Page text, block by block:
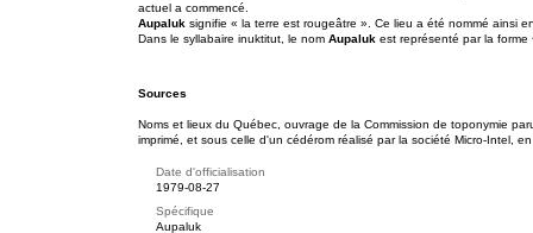
actuel a commencé.
Aupaluk signifie « la terre est rougeâtre ». Ce lieu a été nommé ainsi
Dans le syllabaire inuktitut, le nom Aupaluk est représenté par la forme
Sources
Noms et lieux du Québec, ouvrage de la Commission de toponymie
imprimé, et sous celle d'un cédérom réalisé par la société Micro-Intel,
Date d'officialisation
1979-08-27
Spécifique
Aupaluk